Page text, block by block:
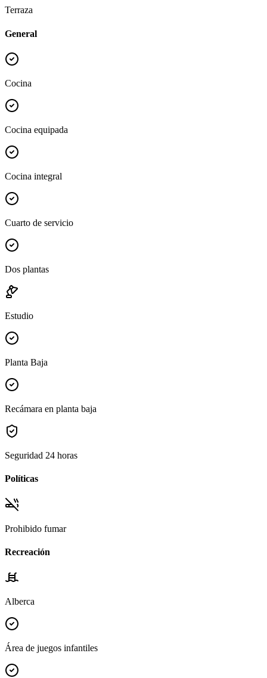
Terraza
General
Cocina
Cocina equipada
Cocina integral
Cuarto de servicio
Dos plantas
Estudio
Planta Baja
Recámara en planta baja
Seguridad 24 horas
Políticas
Prohibido fumar
Recreación
Alberca
Área de juegos infantiles